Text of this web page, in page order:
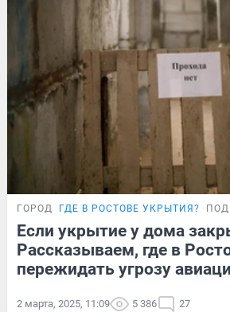
ГОРОД ГДЕ В РОСТОВЕ УКРЫТИЯ?
Если укрытие у дома
Рассказываем, где в
пережидать угрозу
2 марта, 2025, 11:09 5 386 27